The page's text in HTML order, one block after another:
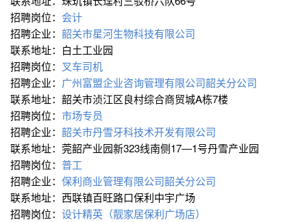
招聘岗位： 会计
招聘企业： 韶关市星河生物科技有限公司
联系地址：白土工业园
招聘岗位： 叉车司机
招聘企业： 广州富盟企业咨询管理有限公司韶关分公司
联系地址：韶关市浈江区良村综合商贸城A栋7楼
招聘岗位： 市场专员
招聘企业： 韶关市丹雪牙科技术开发有限公司
联系地址：莞韶产业园新323线南侧17―1号丹雪产业园
招聘岗位： 普工
招聘企业： 保利商业管理有限公司韶关分公司
联系地址：西联镇百旺路口保利中宇广场
招聘岗位： 设计精英（靓家居保利广场店）